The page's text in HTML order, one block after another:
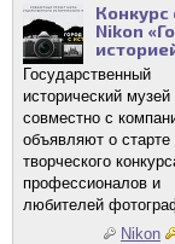
Конкурс
Nikon
Государственный
исторический музей
совместно с
объявляют о старте
творческого
профессионалов и
любителей
Nikon